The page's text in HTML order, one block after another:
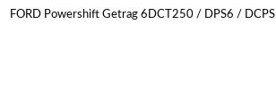
FORD Powershift Getrag 6DCT250 / DPS6 / DCPS